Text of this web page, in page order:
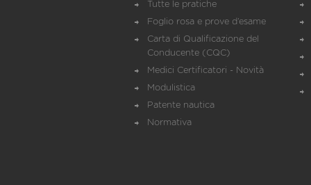
Tutte le pratiche
Foglio rosa e prove d’esame
Carta di Qualificazione del
Conducente (CQC)
Medici Certificatori - Novità
Modulistica
Patente nautica
Normativa